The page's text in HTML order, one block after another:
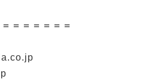
＝＝＝＝＝＝